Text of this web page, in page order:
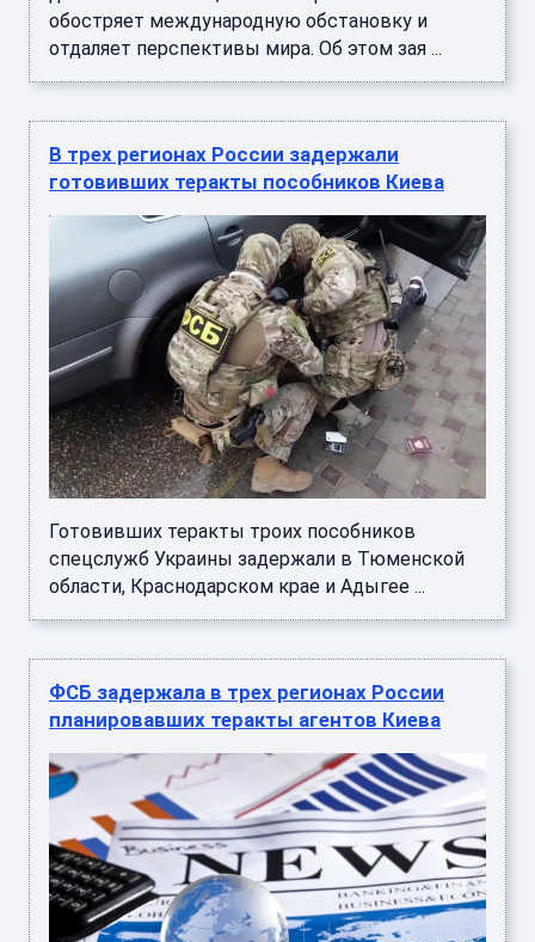
обостряет международную обстановку и
отдаляет перспективы мира. Об этом зая ...
В трех регионах России задержали
готовивших теракты пособников Киева
Готовивших теракты троих пособников
спецслужб Украины задержали в Тюменской
области, Краснодарском крае и Адыгее ...
ФСБ задержала в трех регионах России
планировавших теракты агентов Киева